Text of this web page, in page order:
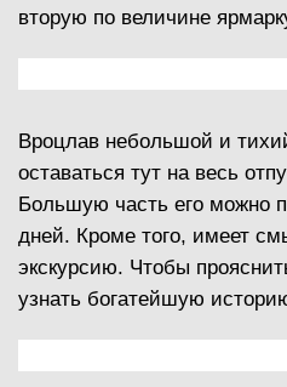
вторую по величине
Вроцлав небольшой и
оставаться тут на весь
Большую часть его можно
дней. Кроме того, имеет
экскурсию. Чтобы
узнать богатейшую